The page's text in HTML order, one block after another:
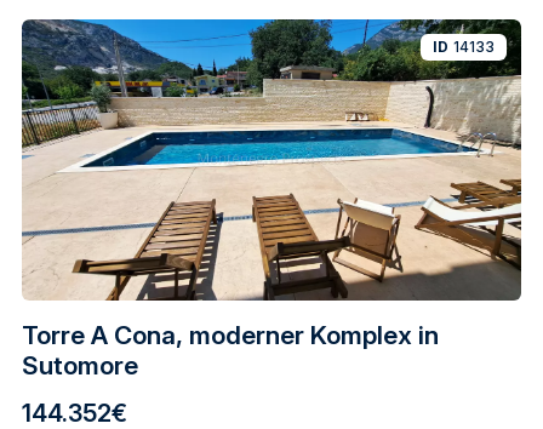
Torre A Cona, moderner Komplex in
Sutomore
ID 14133
144.352€